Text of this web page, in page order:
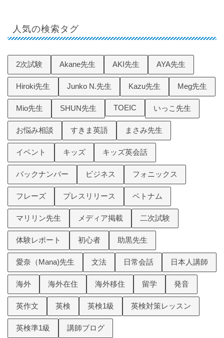
人気の検索タグ
2次試験 Akane先生 AKI先生 AYA先生
Hiroki先生 Junko N.先生 Kazu先生 Meg先生
Mio先生 SHUN先生 TOEIC いっこ先生
お悩み相談 すきま英語 まさみ先生
イベント キッズ キッズ英会話
バックナンバー ビジネス フォニックス
フレーズ プレスリリース ベトナム
マリリン先生 メディア掲載 二次試験
体験レポート 初心者 助黒先生
愛奈（Mana)先生 文法 日常会話 日本人講師
海外 海外在住 海外移住 留学 発音
英作文 英検 英検1級 英検対策レッスン
英検準1級 講師ブログ